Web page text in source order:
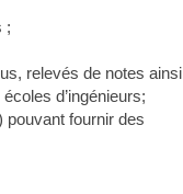
;
relevés de notes ainsi
d’ingénieurs;
fournir des